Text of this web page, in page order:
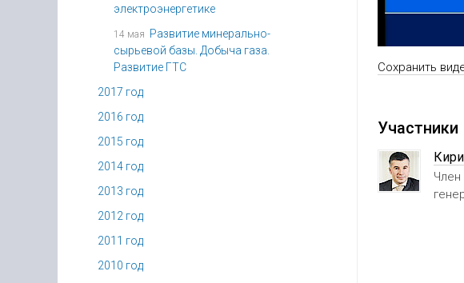
электроэнергетике
14 мая Развитие минерально-
сырьевой базы. Добыча газа.
Развитие ГТС
2017 год
2016 год
2015 год
2014 год
2013 год
2012 год
2011 год
2010 год
Сохранить
Участники
Член